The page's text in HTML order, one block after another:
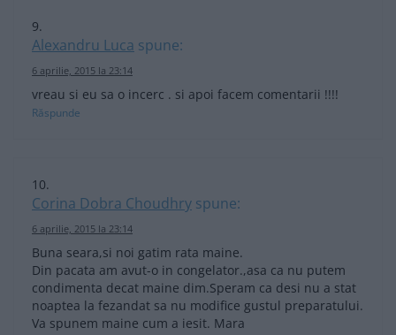
Alexandru Luca spune:
6 aprilie, 2015 la 23:14
vreau si eu sa o incerc . si apoi facem comentarii !!!!
Răspunde
Corina Dobra Choudhry spune:
6 aprilie, 2015 la 23:14
Buna seara,si noi gatim rata maine.
Din pacata am avut-o in congelator.,asa ca nu putem
condimenta decat maine dim.Speram ca desi nu a stat
noaptea la fezandat sa nu modifice gustul preparatului.
Va spunem maine cum a iesit. Mara